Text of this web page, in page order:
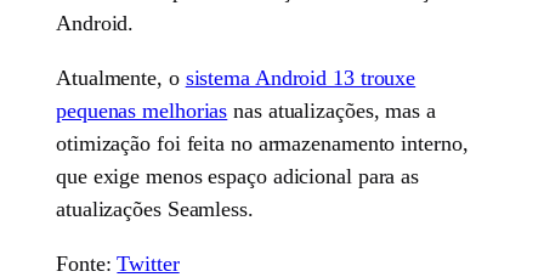
Android.
Atualmente, o sistema Android 13 trouxe
pequenas melhorias nas atualizações, mas a
otimização foi feita no armazenamento interno,
que exige menos espaço adicional para as
atualizações Seamless.
Fonte:Twitter